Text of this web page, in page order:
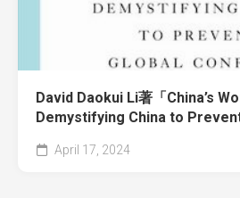
David Daokui Li著「China’s
Demystifying China to
April 17, 2024